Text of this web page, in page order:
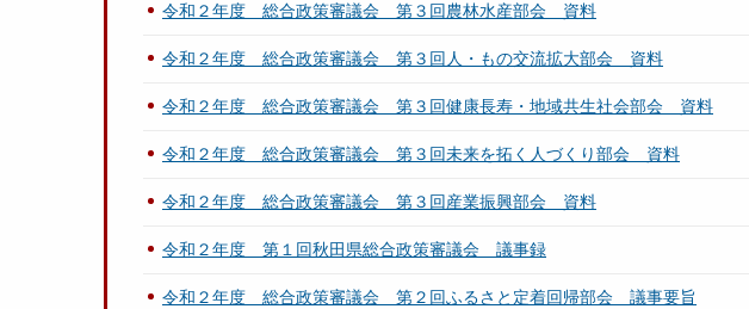
令和２年度 総合政策審議会 第３回農林水産部会 資料
令和２年度 総合政策審議会 第３回人・もの交流拡大部会 資料
令和２年度 総合政策審議会 第３回健康長寿・地域共生社会部会 資料
令和２年度 総合政策審議会 第３回未来を拓く人づくり部会 資料
令和２年度 総合政策審議会 第３回産業振興部会 資料
令和２年度 第１回秋田県総合政策審議会 議事録
令和２年度 総合政策審議会 第２回ふるさと定着回帰部会 議事要旨